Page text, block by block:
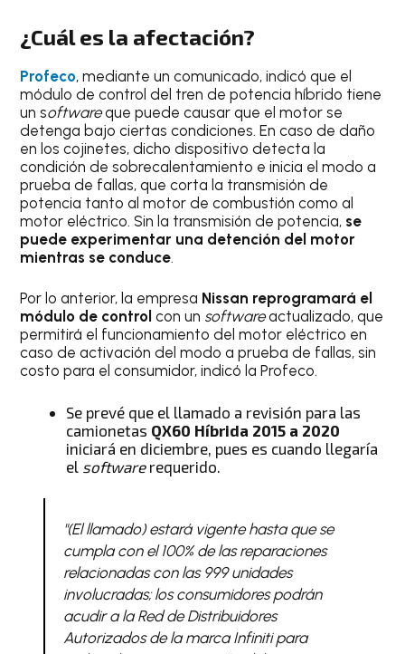
¿Cuál es la afectación?
Profeco, mediante un comunicado, indicó que el
módulo de control del tren de potencia híbrido tiene
un softwareque puede causar que el motor se
detenga bajo ciertas condiciones. En caso de daño
en los cojinetes, dicho dispositivo detecta la
condición de sobrecalentamiento e inicia el modo a
prueba de fallas, que corta la transmisión de
potencia tanto al motor de combustión como al
motor eléctrico. Sin la transmisión de potencia, se
puede experimentar una detención del motor
mientras se conduce.
Por lo anterior, la empresa Nissan reprogramará el
módulo de control con un softwareactualizado, que
permitirá el funcionamiento del motor eléctrico en
caso de activación del modo a prueba de fallas, sin
costo para el consumidor, indicó la Profeco.
Se prevé que el llamado a revisión para las
camionetas QX60 Híbrida 2015 a 2020
iniciará en diciembre, pues es cuando llegaría
el softwarerequerido.
"(El llamado) estará vigente hasta que se
cumpla con el 100% de las reparaciones
relacionadas con las 999 unidades
involucradas; los consumidores podrán
acudir a la Red de Distribuidores
Autorizados de la marca Infiniti para